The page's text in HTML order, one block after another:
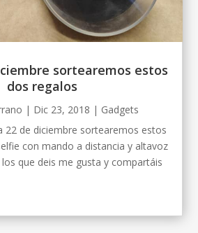
sortearemos estos
dos regalos
| Dic 23, 2018 | Gadgets
22 de diciembre sortearemos estos
con mando a distancia y altavoz
que deis me gusta y compartáis